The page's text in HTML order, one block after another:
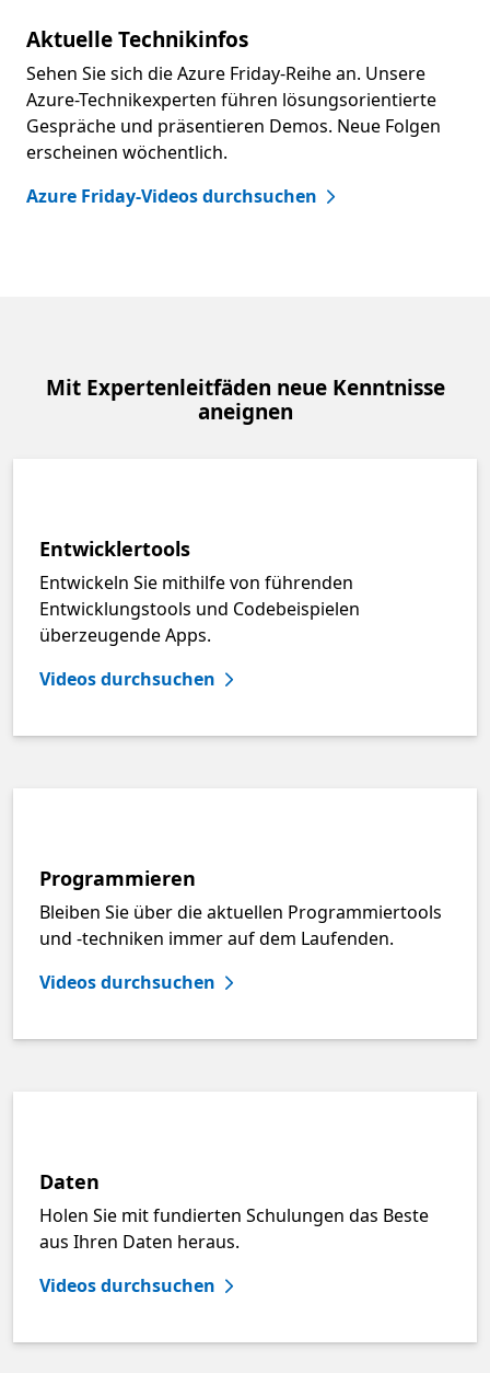
Aktuelle Technikinfos
Sehen Sie sich die Azure Friday-Reihe an. Unsere
Azure-Technikexperten führen lösungsorientierte
Gespräche und präsentieren Demos. Neue Folgen
erscheinen wöchentlich.
Azure Friday-Videos durchsuchen
Mit Expertenleitfäden neue Kenntnisse
aneignen
Entwicklertools
Entwickeln Sie mithilfe von führenden
Entwicklungstools und Codebeispielen
überzeugende Apps.
Videos durchsuchen
Programmieren
Bleiben Sie über die aktuellen Programmiertools
und -techniken immer auf dem Laufenden.
Videos durchsuchen
Daten
Holen Sie mit fundierten Schulungen das Beste
aus Ihren Daten heraus.
Videos durchsuchen